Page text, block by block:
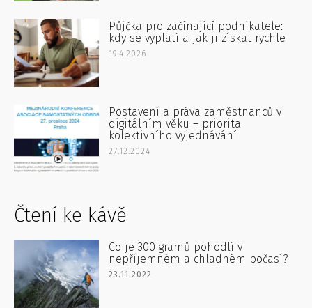
Půjčka pro začínající podnikatele:
kdy se vyplatí a jak ji získat rychle
19.4.2026
Postavení a práva zaměstnanců v
digitálním věku – priorita
kolektivního vyjednávání
27.12.2024
Čtení ke kávě
Co je 300 gramů pohodlí v
nepříjemném a chladném počasí?
23.11.2022